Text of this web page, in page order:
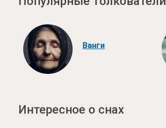
Ванги
Интересное о снах